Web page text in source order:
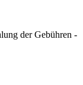
der Gebühren -